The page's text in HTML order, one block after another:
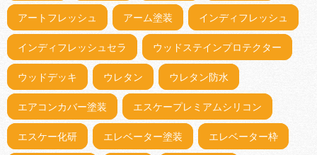
アートフレッシュ アーム塗装 インディフレッシュ
インディフレッシュセラ ウッドステインプロテクター
ウッドデッキ ウレタン ウレタン防水
エアコンカバー塗装 エスケープレミアムシリコン
エスケー化研 エレベーター塗装 エレベーター枠